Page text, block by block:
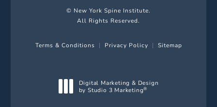
© New York Spine Institute.
All Rights Reserved.
Terms & Conditions Privacy Policy Sitemap
Digital Marketing & Design
by Studio 3 Marketing®